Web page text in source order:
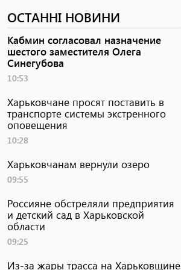
ОСТАННІ НОВИНИ
Кабмин согласовал назначение
шестого заместителя Олега
Синегубова
10:53
Харьковчане просят поставить в
транспорте системы экстренного
оповещения
10:28
Харьковчанам вернули озеро
09:55
Россияне обстреляли предприятия
и детский сад в Харьковской
области
09:25
Из-за жары трасса на Харьковщине